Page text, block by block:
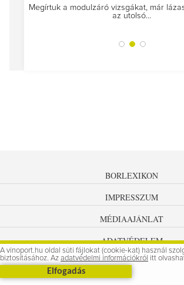
Megírtuk a modulzáró vizsgákat, már
az utolsó...
BORLEXIKON
IMPRESSZUM
MÉDIAAJÁNLAT
ADATVÉDELEM
A vinoport.hu oldal süti fájlokat (cookie-kat) használ
biztosításához. Az adatvédelmi információkról itt
Elfogadás